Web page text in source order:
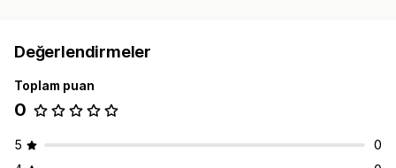
Değerlendirmeler
Toplam puan
0
5
0